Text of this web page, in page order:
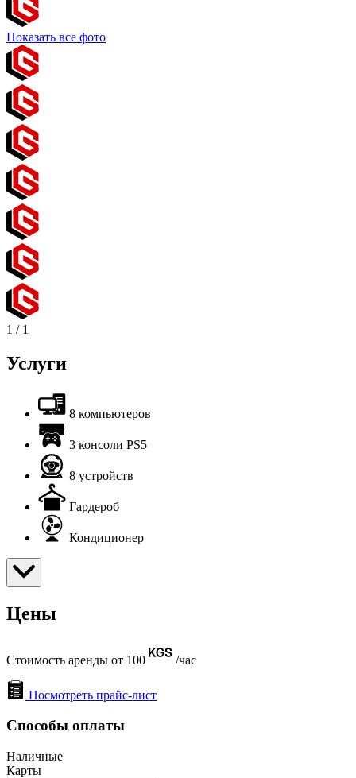
Показать все фото
1 / 1
Услуги
8 компьютеров
3 консоли PS5
8 устройств
Гардероб
Кондиционер
Цены
Стоимость аренды от 100 /час
Посмотреть прайс-лист
Способы оплаты
Наличные
Карты